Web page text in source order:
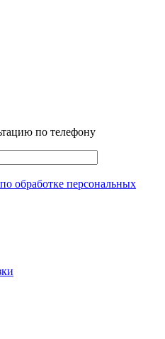
по телефону
обработке персональных